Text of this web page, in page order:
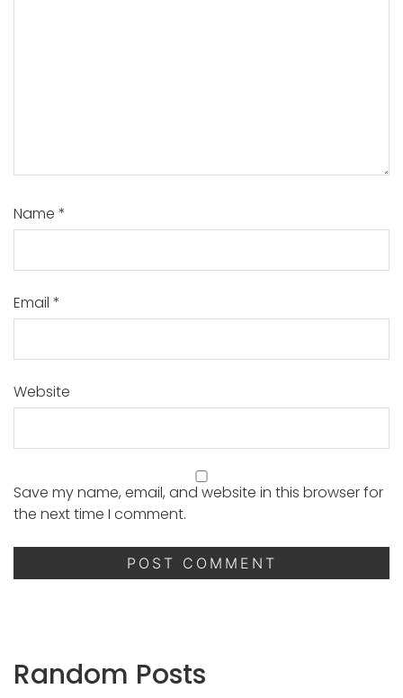
Name *
Email *
Website
Save my name, email, and website in this browser for
the next time I comment.
Random Posts